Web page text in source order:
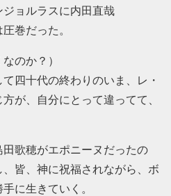
ョルラスに内田直哉
巻だった。
のか？）
四十代の終わりのいま、レ・
が、自分にとって違ってて、
歌穂がエポニーヌだったの
皆、神に祝福されながら、ボ
に生きていく。